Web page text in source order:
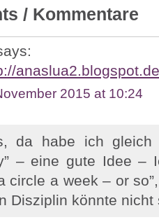
/ Kommentare
2015 at 10:24
da habe ich gleich
– eine gute Idee –
circle a week – or
Disziplin könnte nicht